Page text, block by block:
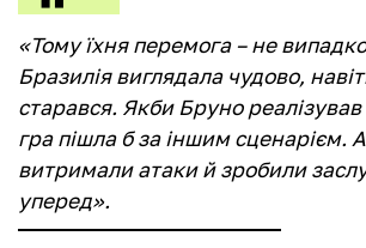
«Тому їхня перемога – не
Бразилія виглядала чудово,
старався. Якби Бруно реалізував
гра пішла б за іншим сценарієм.
витримали атаки й зробили
уперед».